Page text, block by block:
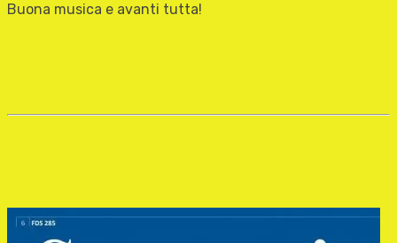
Buona musica e avanti tutta!